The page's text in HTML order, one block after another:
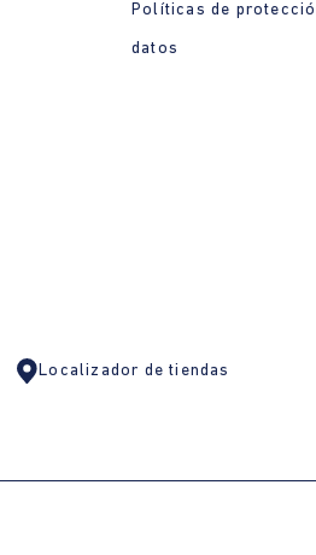
Políticas de
datos
Localizador de tiendas